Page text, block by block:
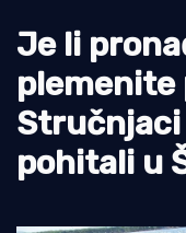
Pomorstvo
Ribolov
Ekologija
Tradicija i kultura
Je li
plemenite
Stručnjaci
pohitali u